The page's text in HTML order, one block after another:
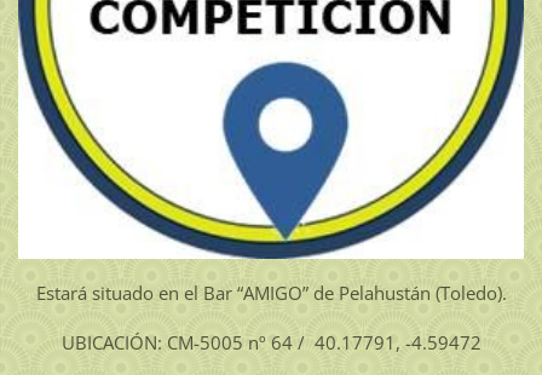
Estará situado en el Bar “AMIGO” de Pelahustán (Toledo).
UBICACIÓN: CM-5005 nº 64 / 40.17791, -4.59472